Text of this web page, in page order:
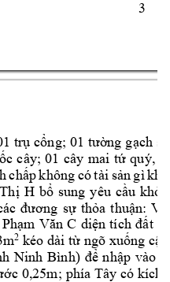
3
trụ cổng; 01 tường gạch
cây; 01 cây mai tứ quý,
chấp không có tài sản gì
Thị H bổ sung yêu cầu khởi
đương sự thỏa thuận:
Phạm Văn C diện tích đất
2 kéo dài từ ngõ xuống
Ninh Bình) để nhập vào
0,25m; phía Tây có kích